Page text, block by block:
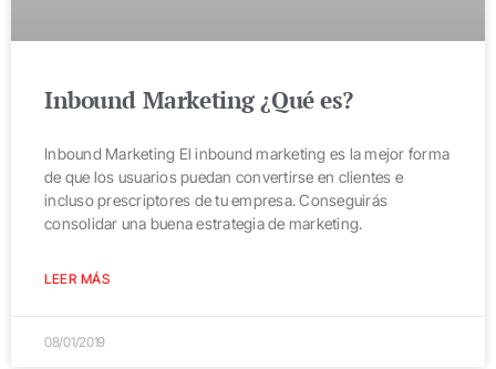
Inbound Marketing ¿Qué es?
Inbound Marketing El inbound marketing es la mejor forma
de que los usuarios puedan convertirse en clientes e
incluso prescriptores de tu empresa. Conseguirás
consolidar una buena estrategia de marketing.
LEER MÁS
08/01/2019